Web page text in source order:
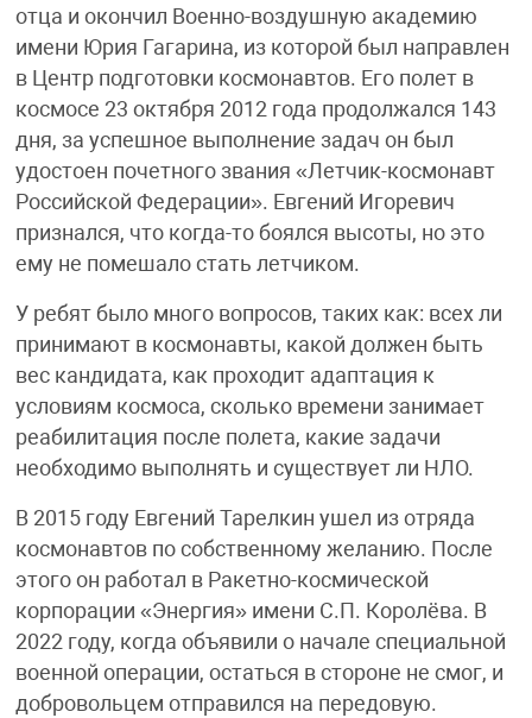
отца и окончил Военно-воздушную академию
имени Юрия Гагарина, из которой был направлен
в Центр подготовки космонавтов. Его полет в
космосе 23 октября 2012 года продолжался 143
дня, за успешное выполнение задач он был
удостоен почетного звания «Летчик-космонавт
Российской Федерации». Евгений Игоревич
признался, что когда-то боялся высоты, но это
ему не помешало стать летчиком.
У ребят было много вопросов, таких как: всех ли
принимают в космонавты, какой должен быть
вес кандидата, как проходит адаптация к
условиям космоса, сколько времени занимает
реабилитация после полета, какие задачи
необходимо выполнять и существует ли НЛО.
В 2015 году Евгений Тарелкин ушел из отряда
космонавтов по собственному желанию. После
этого он работал в Ракетно-космической
корпорации «Энергия» имени С.П. Королёва. В
2022 году, когда объявили о начале специальной
военной операции, остаться в стороне не смог, и
добровольцем отправился на передовую.